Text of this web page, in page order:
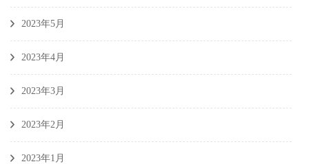
2023年5月
2023年4月
2023年3月
2023年2月
2023年1月